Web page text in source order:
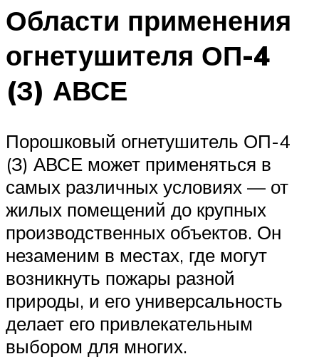
Области применения
огнетушителя ОП-4
(З) АВСЕ
Порошковый огнетушитель ОП-4
(З) АВСЕ может применяться в
самых различных условиях — от
жилых помещений до крупных
производственных объектов. Он
незаменим в местах, где могут
возникнуть пожары разной
природы, и его универсальность
делает его привлекательным
выбором для многих.